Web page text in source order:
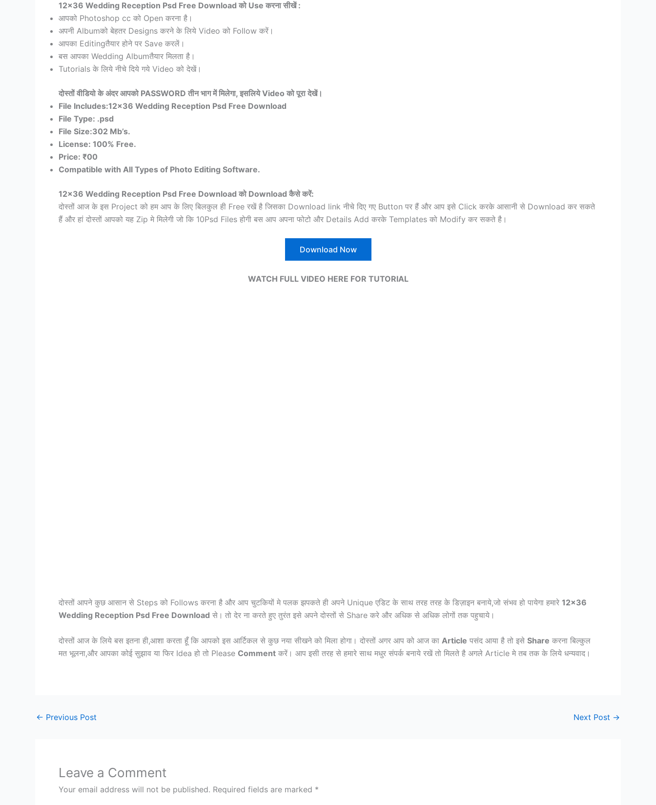
12×36 Wedding Reception Psd Free Download को Use करना सीखें:
आपको Photoshop cc को Open करना है।
अपनी Albumको बेहतर Designs करने के लिये Video को Follow करें।
आपका Editingतैयार होने पर Save करलें।
बस आपका Wedding Albumतैयार मिलता है।
Tutorials के लिये नीचे दिये गये Video को देखें।
दोस्तों वीडियो के अंदर आपको PASSWORD तीन भाग में मिलेगा, इसलिये Video को पूरा देखें।
File Includes:12×36 Wedding Reception Psd Free Download
File Type: .psd
File Size:302 Mb’s.
License: 100% Free.
Price: ₹00
Compatible with All Types of Photo Editing Software.
12×36 Wedding Reception Psd Free Download को Download कैसे करें:
दोस्तों आज के इस Project को हम आप के लिए बिलकुल ही Free रखें है जिसका Download link नीचे दिए गए Button पर हैं और आप इसे Click करके आसानी से Download कर सकते
हैं और हां दोस्तों आपको यह Zip मे मिलेगी जो कि 10Psd Files होगी बस आप अपना फोटो और Details Add करके Templates को Modify कर सकते है।
Download Now
WATCH FULL VIDEO HERE FOR TUTORIAL
दोस्तों आपने कुछ आसान से Steps को Follows करना है और आप चुटकियों मे पलक झपकते ही अपने Unique एडिट के साथ तरह तरह के डिज़ाइन बनाये,जो संभव हो पायेगा हमारे 12×36
Wedding Reception Psd Free Download से। तो देर ना करते हुए तुरंत इसे अपने दोस्तों से Share करे और अधिक से अधिक लोगों तक पहुचाये।
दोस्तों आज के लिये बस इतना ही,आशा करता हूँ कि आपको इस आर्टिकल से कुछ नया सीखने को मिला होगा। दोस्तों अगर आप को आज का Article पसंद आया है तो इसे Share करना बिल्कुल
मत भूलना,और आपका कोई सुझाव या फिर Idea हो तो Please Comment करें। आप इसी तरह से हमारे साथ मधुर संपर्क बनाये रखें तो मिलते है अगले Article मे तब तक के लिये धन्यवाद।
← Previous Post Next Post →
Leave a Comment
Your email address will not be published. Required fields are marked *